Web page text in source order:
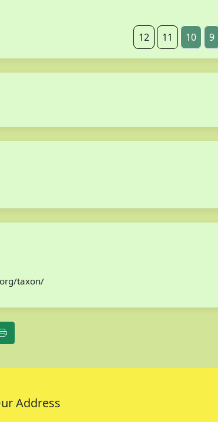
9
10
11
12
taxon/
Address